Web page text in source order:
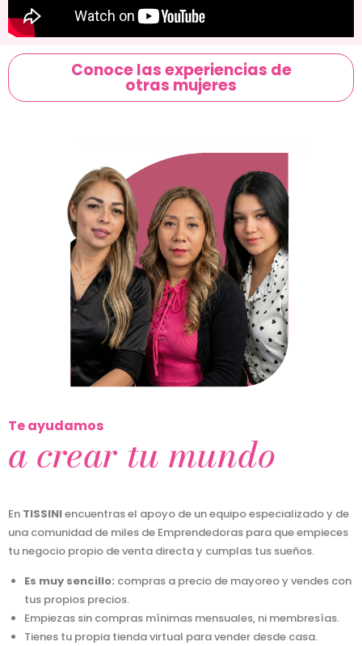
Conoce las experiencias de
otras mujeres
Te ayudamos
a crear tu mundo
En TISSINIencuentras el apoyo de un equipo especializado y de
una comunidad de miles de Emprendedoras para que empieces
tu negocio propio de venta directa y cumplas tus sueños.
Es muy sencillo: compras a precio de mayoreo y vendes con
tus propios precios.
Empiezas sin compras mínimas mensuales, ni membresías.
Tienes tu propia tienda virtual para vender desde casa.